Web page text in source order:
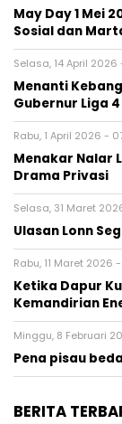
May Day 1 Mei
Sosial dan
Selasa, 14 April 2026 -
Menanti
Gubernur Liga
Rabu, 1 April 2026 -
Menakar Nalar
Drama Privasi
Selasa, 31 Maret
Ulasan Lonn
Rabu, 11 Maret 2026 -
Ketika Dapur
Kemandirian
Minggu, 8 Februari
Pena pisau
BERITA